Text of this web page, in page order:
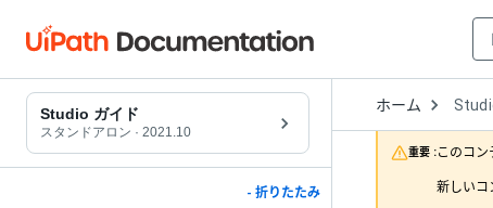
Studio ガイド
スタンドアロン · 2021.10
- 折りたたみ
ホーム Open
to
重要 :このコ
新しいコ